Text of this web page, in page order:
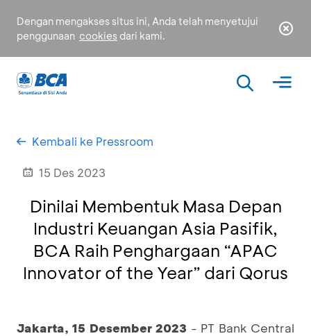
Dengan mengakses situs ini, Anda telah menyetujui
penggunaan cookies dari kami.
Kembali ke Pressroom
15 Des 2023
Dinilai Membentuk Masa Depan
Industri Keuangan Asia Pasifik,
BCA Raih Penghargaan “APAC
Innovator of the Year” dari Qorus
Jakarta, 15 Desember 2023 - PT Bank Central